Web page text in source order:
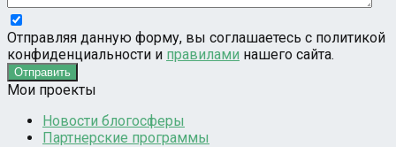
Отправляя данную форму, вы соглашаетесь с политикой
конфиденциальности и правилами нашего сайта.
Мои проекты
Новости блогосферы
Партнерские программы